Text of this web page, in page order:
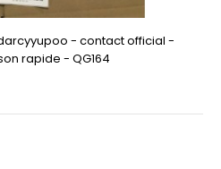
- contact official -
rapide - QG164